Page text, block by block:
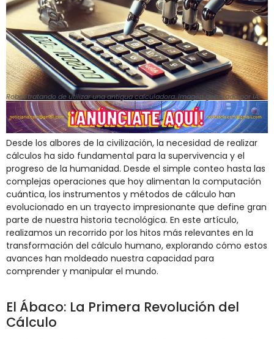
Robot tratando de utilizar una antigua calculadora. Imagen generada por IA.
Desde los albores de la civilización, la necesidad de realizar
cálculos ha sido fundamental para la supervivencia y el
progreso de la humanidad. Desde el simple conteo hasta las
complejas operaciones que hoy alimentan la computación
cuántica, los instrumentos y métodos de cálculo han
evolucionado en un trayecto impresionante que define gran
parte de nuestra historia tecnológica. En este artículo,
realizamos un recorrido por los hitos más relevantes en la
transformación del cálculo humano, explorando cómo estos
avances han moldeado nuestra capacidad para
comprender y manipular el mundo.
El Ábaco: La Primera Revolución del
Cálculo